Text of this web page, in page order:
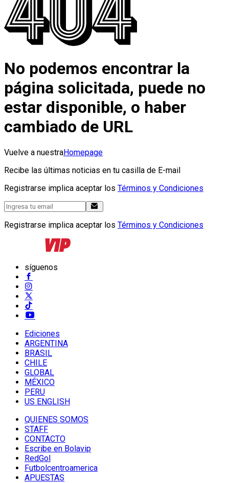
No podemos encontrar la
página solicitada, puede no
estar disponible, o haber
cambiado de URL
Vuelve a nuestraHomepage
Recibe las últimas noticias en tu casilla de E-mail
Registrarse implica aceptar los Términos y Condiciones
Registrarse implica aceptar los Términos y Condiciones
síguenos
Ediciones
ARGENTINA
BRASIL
CHILE
GLOBAL
MÉXICO
PERU
US ENGLISH
QUIENES SOMOS
STAFF
CONTACTO
Escribe en Bolavip
RedGol
Futbolcentroamerica
APUESTAS